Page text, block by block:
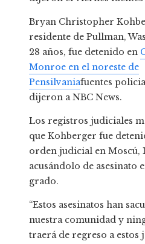
Bryan Christopher
residente de Pullman,
28 años, fue detenido en
Monroe en el noreste de
Pensilvaniafuentes
dijeron a NBC News.
Los registros judiciales
que Kohberger fue
orden judicial en Moscú,
acusándolo de asesinato
grado.
“Estos asesinatos han
nuestra comunidad y
traerá de regreso a estos